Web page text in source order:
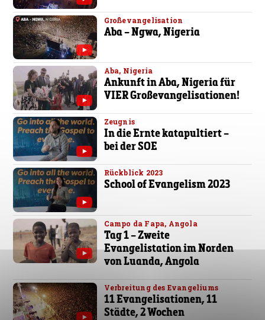
Großevangelisation
Aba – Ngwa, Nigeria
Aba, Nigeria
Ankunft in Aba, Nigeria für
VIER Großevangelisationen!
Zeugnis
In die Ernte katapultiert –
bei der SOE
Rückblick 2023
School of Evangelism 2023
Campo da Fapa, Angola
Tag 1 – Zweite
Evangelistation im Norden
von Luanda, Angola
Verbreitung des Evangeliums
11 Evangelisationen, 11
Städte, 2 Wochen